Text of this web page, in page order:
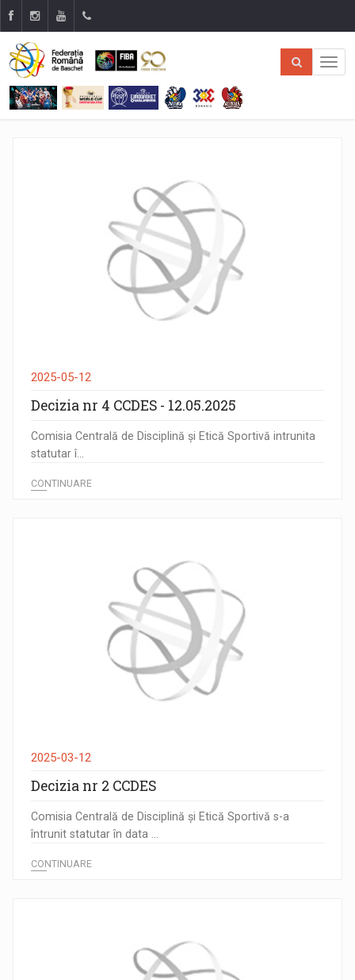
2025-05-12
Decizia nr 4 CCDES - 12.05.2025
Comisia Centrală de Disciplină și Etică Sportivă intrunita
statutar î...
CONTINUARE
2025-03-12
Decizia nr 2 CCDES
Comisia Centrală de Disciplină și Etică Sportivă s-a
întrunit statutar în data ...
CONTINUARE